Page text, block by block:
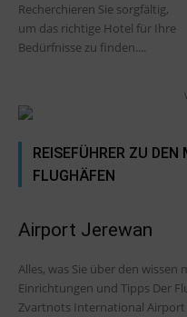
Recherchieren Sie sorgfältig,
um das richtige Hotel für Ihre
Bedürfnisse zu finden....
REISEFÜHRER ZU
FLUGHÄFEN
Airport Jerewan
Alles, was Sie über den wissen müssen: Abflug- und Ankunftszeiten,
Einrichtungen und Tipps Der Flughafen Jerewan, offiziell als
Zvartnots International Airport